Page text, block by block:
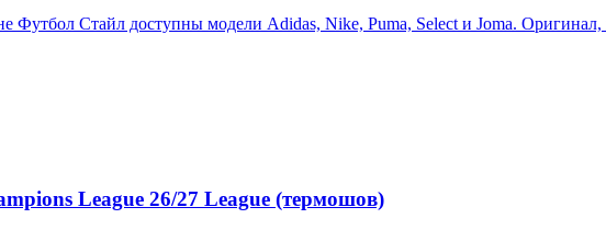
Стайл доступны модели Adidas, Nike, Puma, Select и Joma. Оригинал,
League 26/27 League (термошов)